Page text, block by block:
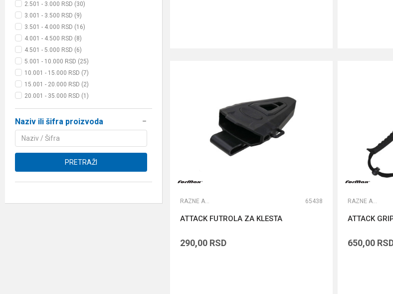
2.501 - 3.000 RSD (30)
3.001 - 3.500 RSD (9)
3.501 - 4.000 RSD (16)
4.001 - 4.500 RSD (8)
4.501 - 5.000 RSD (6)
5.001 - 10.000 RSD (25)
10.001 - 15.000 RSD (7)
15.001 - 20.000 RSD (2)
20.001 - 35.000 RSD (1)
Naziv ili šifra proizvoda
PRETRAŽI
RAZNE ALATKE 65438
ATTACK FUTROLA ZA KLESTA
290,00 RSD
RAZNE ALATKE
ATTACK
650,00